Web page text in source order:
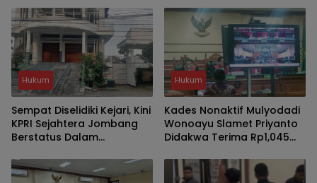
Pengasuh
Jatim
Hukum
Sempat Diselidiki Kejari, Kini
KPRI Sejahtera Jombang
Berstatus Dalam
Hukum
Kades Nonaktif Mulyodadi
Wonoayu Slamet Priyanto
Didakwa Terima Rp1,045
Eks Gogol